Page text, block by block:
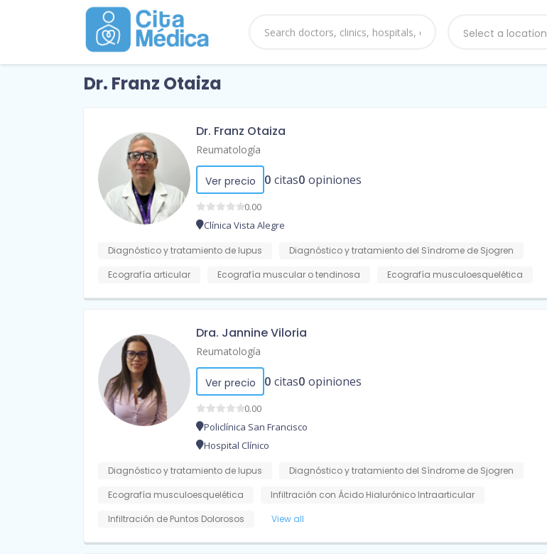
Select a location
Dr. Franz Otaiza
Dr. Franz Otaiza
Reumatología
Ver precio 0 citas0 opiniones
0.00
Clínica Vista Alegre
Diagnóstico y tratamiento de lupus
Diagnóstico y tratamiento del Síndrome de Sjogren
Ecografía articular
Ecografía muscular o tendinosa Ecografía musculoesquelética
Dra. Jannine Viloria
Reumatología
Ver precio 0 citas0 opiniones
0.00
Policlínica San Francisco
Hospital Clínico
Diagnóstico y tratamiento de lupus
Diagnóstico y tratamiento del Síndrome de Sjogren
Ecografía musculoesquelética
Infiltración con Ácido Hialurónico Intraarticular
Infiltración de Puntos Dolorosos
View all